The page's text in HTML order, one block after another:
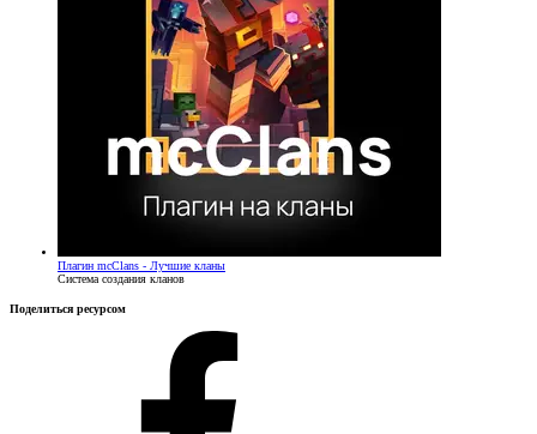
Плагин mcClans - Лучшие кланы
Система создания кланов
Поделиться ресурсом